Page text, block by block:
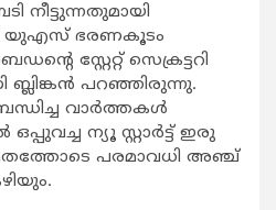
നീട്ടുന്നതുമായി
യുഎസ് ഭരണകൂടം
സ്റ്റേറ്റ് സെക്രട്ടറി
പറഞ്ഞിരുന്നു.
വാര്‍ത്തകള്‍
ന്യൂ സ്റ്റാര്‍ട്ട് ഇരു
പരമാവധി അഞ്ച്